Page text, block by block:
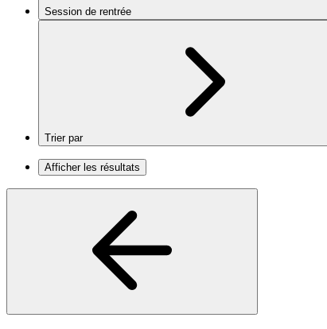
Session de rentrée
Trier par
Afficher les résultats